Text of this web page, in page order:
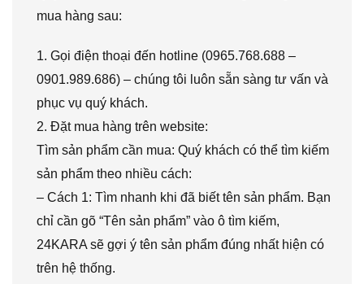
mua hàng sau:
1. Gọi điện thoại đến hotline (0965.768.688 –
0901.989.686) – chúng tôi luôn sẵn sàng tư vấn và
phục vụ quý khách.
2. Đặt mua hàng trên website:
Tìm sản phẩm cần mua: Quý khách có thể tìm kiếm
sản phẩm theo nhiều cách:
– Cách 1: Tìm nhanh khi đã biết tên sản phẩm. Bạn
chỉ cần gõ “Tên sản phẩm” vào ô tìm kiếm,
24KARA sẽ gợi ý tên sản phẩm đúng nhất hiện có
trên hệ thống.